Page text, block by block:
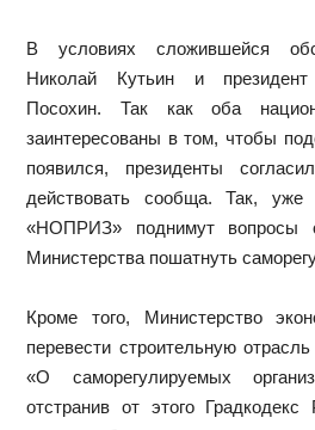
В условиях сложившейся
Николай Кутьин и
Посохин. Так как оба
заинтересованы в том, чтобы
появился, президенты
действовать сообща. Так, уже
«НОПРИЗ» поднимут вопросы
Министерства пошатнуть
Кроме того, Министерство
перевести строительную
«О саморегулируемых
отстранив от этого